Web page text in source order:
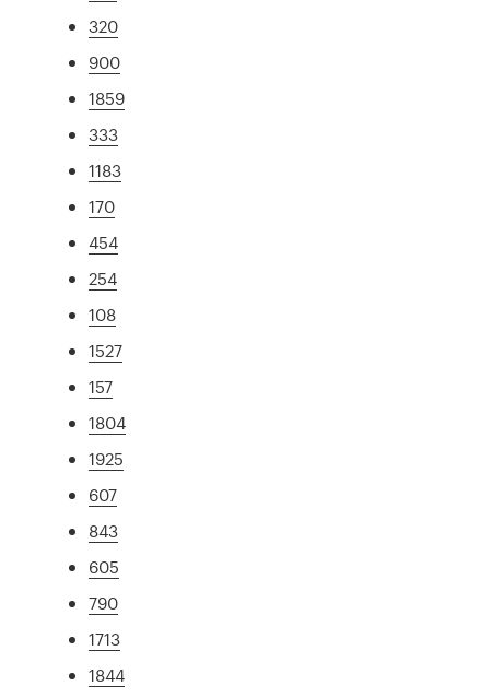
320
900
1859
333
1183
170
454
254
108
1527
157
1804
1925
607
843
605
790
1713
1844